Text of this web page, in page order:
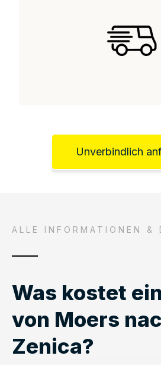
Unverbindlich
ALLE INFORMATIONEN &
Was kostet
von Moers
Zenica?